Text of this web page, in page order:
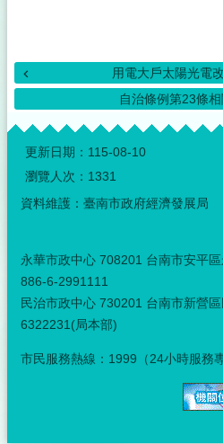
用電大戶太陽光電
自治條例第23條
:::
更新日期： 115-08-10
瀏覽人次： 1331
資料維護：臺南市政府經濟發展局
永華市政中心 708201 台南市安平
886-6-2991111
民治市政中心 730201 台南市新營
6322231(局本部)
市民服務熱線：1999（24小時服務專